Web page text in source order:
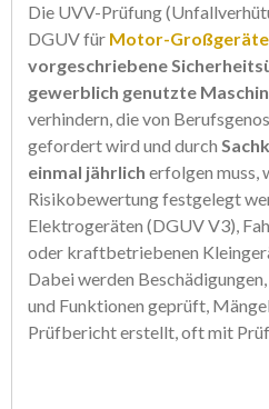
Die UVV-Prüfung
DGUV für Motor-Großgeräte
vorgeschriebene
gewerblich genutzte
verhindern, die von
gefordert wird und durch
einmal jährlich erfolgen muss,
Risikobewertung festgelegt
Elektrogeräten (DGUV V3),
oder kraftbetriebenen
Dabei werden
und Funktionen geprüft,
Prüfbericht erstellt, oft mit